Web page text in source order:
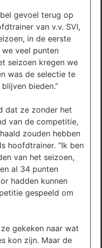
gevoel terug op
van v.v. SVI,
in de eerste
veel punten
seizoen kregen we
was de selectie te
bieden.”
dat ze zonder het
van de competitie,
zouden hebben
hoofdtrainer. “Ik ben
van het seizoen,
al 34 punten
hadden kunnen
gespeeld om
gekeken naar wat
kon zijn. Maar de